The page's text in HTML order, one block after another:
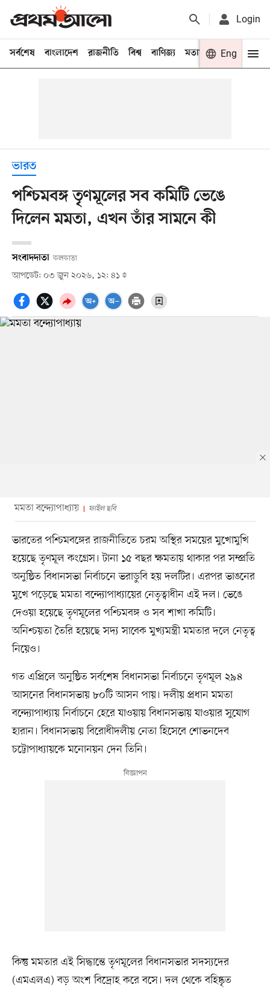
Login
সর্বশেষ বাংলাদেশ রাজনীতি বিশ্ব বাণিজ্য মতামত খেলা
Eng
ভারত
পশ্চিমবঙ্গ তৃণমূলের সব কমিটি ভেঙে
দিলেন মমতা, এখন তাঁর সামনে কী
সংবাদদাতা কলকাতা
আপডেট: ০৩ জুন ২০২৬, ১২: ৪১
মমতা বন্দ্যোপাধ্যায় ফাইল ছবি
ভারতের পশ্চিমবঙ্গের রাজনীতিতে চরম অস্থির সময়ের মুখোমুখি
হয়েছে তৃণমূল কংগ্রেস। টানা ১৫ বছর ক্ষমতায় থাকার পর সম্প্রতি
অনুষ্ঠিত বিধানসভা নির্বাচনে ভরাডুবি হয় দলটির। এরপর ভাঙনের
মুখে পড়েছে মমতা বন্দ্যোপাধ্যায়ের নেতৃত্বাধীন এই দল। ভেঙে
দেওয়া হয়েছে তৃণমূলের পশ্চিমবঙ্গ ও সব শাখা কমিটি।
অনিশ্চয়তা তৈরি হয়েছে সদ্য সাবেক মুখ্যমন্ত্রী মমতার দলে নেতৃত্ব
নিয়েও।
গত এপ্রিলে অনুষ্ঠিত সর্বশেষ বিধানসভা নির্বাচনে তৃণমূল ২৯৪
আসনের বিধানসভায় ৮০টি আসন পায়। দলীয় প্রধান মমতা
বন্দ্যোপাধ্যায় নির্বাচনে হেরে যাওয়ায় বিধানসভায় যাওয়ার সুযোগ
হারান। বিধানসভায় বিরোধীদলীয় নেতা হিসেবে শোভনদেব
চট্টোপাধ্যায়কে মনোনয়ন দেন তিনি।
কিন্তু মমতার এই সিদ্ধান্তে তৃণমূলের বিধানসভার সদস্যদের
(এমএলএ) বড় অংশ বিদ্রোহ করে বসে। দল থেকে বহিষ্কৃত